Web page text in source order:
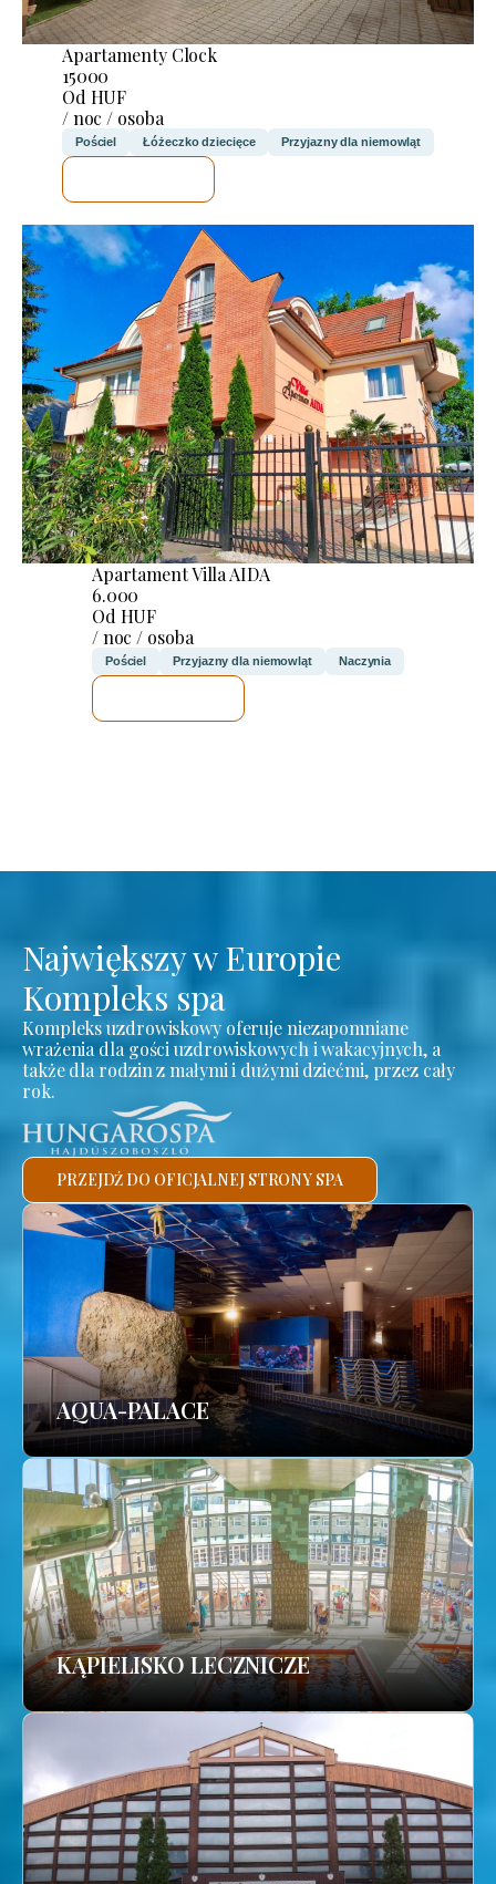
Apartamenty Clock
15000
Od HUF
/ noc / osoba
Pościel Łóżeczko dziecięce Przyjazny dla niemowląt
Apartament Villa AIDA
6.000
Od HUF
/ noc / osoba
Pościel Przyjazny dla niemowląt Naczynia
Największy w Europie
Kompleks spa
Kompleks uzdrowiskowy oferuje niezapomniane
wrażenia dla gości uzdrowiskowych i wakacyjnych, a
także dla rodzin z małymi i dużymi dziećmi, przez cały
rok.
PRZEJDŹ DO OFICJALNEJ STRONY SPA
AQUA-PALACE
KĄPIELISKO LECZNICZE